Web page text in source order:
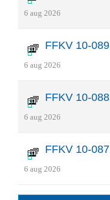
6 aug 2026
FFKV 10-089
6 aug 2026
FFKV 10-088
6 aug 2026
FFKV 10-087
6 aug 2026